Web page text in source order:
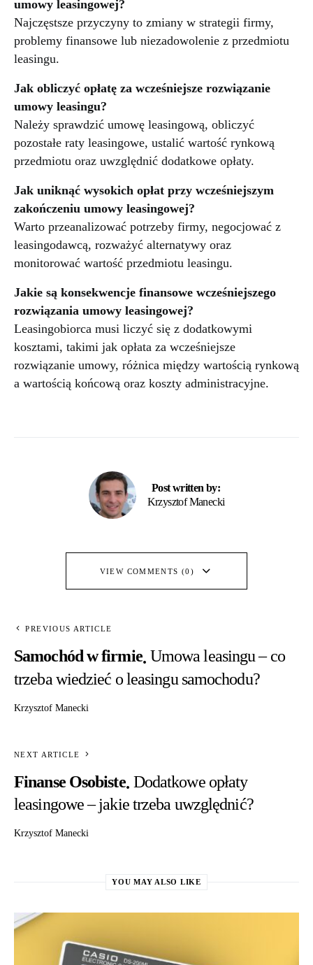
umowy leasingowej?
Najczęstsze przyczyny to zmiany w strategii firmy,
problemy finansowe lub niezadowolenie z przedmiotu
leasingu.
Jak obliczyć opłatę za wcześniejsze rozwiązanie
umowy leasingu?
Należy sprawdzić umowę leasingową, obliczyć
pozostałe raty leasingowe, ustalić wartość rynkową
przedmiotu oraz uwzględnić dodatkowe opłaty.
Jak uniknąć wysokich opłat przy wcześniejszym
zakończeniu umowy leasingowej?
Warto przeanalizować potrzeby firmy, negocjować z
leasingodawcą, rozważyć alternatywy oraz
monitorować wartość przedmiotu leasingu.
Jakie są konsekwencje finansowe wcześniejszego
rozwiązania umowy leasingowej?
Leasingobiorca musi liczyć się z dodatkowymi
kosztami, takimi jak opłata za wcześniejsze
rozwiązanie umowy, różnica między wartością rynkową
a wartością końcową oraz koszty administracyjne.
Post written by:
Krzysztof Manecki
VIEW COMMENTS (0)
PREVIOUS ARTICLE
Samochód w firmie Umowa leasingu – co
trzeba wiedzieć o leasingu samochodu?
Krzysztof Manecki
NEXT ARTICLE
Finanse Osobiste Dodatkowe opłaty
leasingowe – jakie trzeba uwzględnić?
Krzysztof Manecki
YOU MAY ALSO LIKE